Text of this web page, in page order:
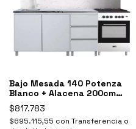
Bajo Mesada 140 Potenza
Blanco + Alacena 200cm
Sorrento Gris
$817.783
$695.115,55 con Transferencia o